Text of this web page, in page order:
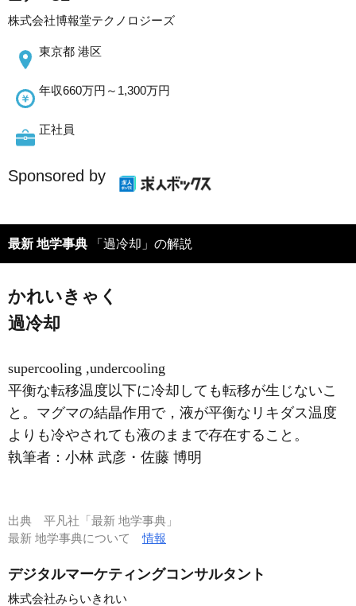
株式会社博報堂テクノロジーズ
東京都 港区
年収660万円～1,300万円
正社員
Sponsored by
最新 地学事典 「過冷却」の解説
かれいきゃく
過冷却
supercooling ,undercooling
平衡な転移温度以下に冷却しても転移が生じないこ
と。マグマの結晶作用で，液が平衡なリキダス温度
よりも冷やされても液のままで存在すること。
執筆者： 小林 武彦・佐藤 博明
出典 平凡社「最新 地学事典」
最新 地学事典について情報
デジタルマーケティングコンサルタント
株式会社みらいきれい